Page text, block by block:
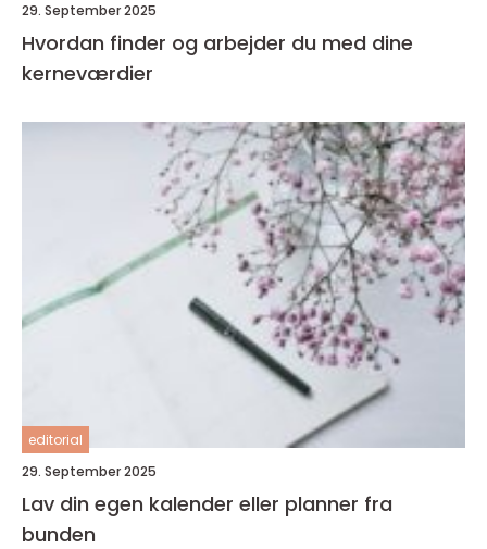
29. September 2025
Hvordan finder og arbejder du med dine
kerneværdier
editorial
29. September 2025
Lav din egen kalender eller planner fra
bunden